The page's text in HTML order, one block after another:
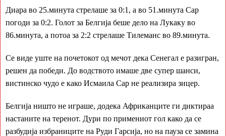
Диара во 25.минута стрелаше за 0:1, а во 51.минута Сар
погоди за 0:2. Голот за Белгија беше дело на Лукаку во
86.минута, а потоа за 2:2 стрелаше Тилеманс во 89.минута.
Се виде уште на почетокот од мечот дека Сенегал е разигран,
решен да победи. До водството имаше две супер шанси,
вистинско чудо е како Исмаила Сар не реализира зицер.
Белгија ништо не играше, додека Африканците ги диктираа
настаните на теренот. Дури по примениот гол како да се
разбудија избраниците на Руди Гарсија, но на пауза се замина